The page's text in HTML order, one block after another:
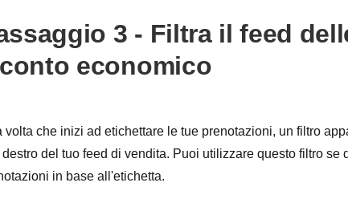
3 - Filtra il feed
economico
volta che inizi ad etichettare le tue prenotazioni, un filtro
destro del tuo feed di vendita. Puoi utilizzare questo filtro se
in base all'etichetta.